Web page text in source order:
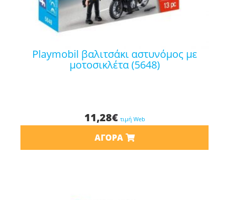
playmobil βαλιτσάκι αστυνόμος με
μοτοσικλέτα (5648)
11,28€ τιμή Web
ΑΓΟΡΆ